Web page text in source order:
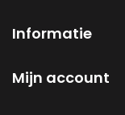
Informatie
Mijn account